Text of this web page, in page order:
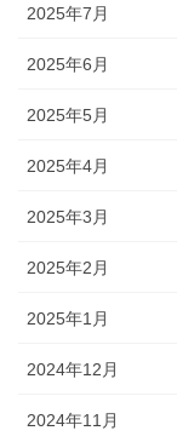
2025年7月
2025年6月
2025年5月
2025年4月
2025年3月
2025年2月
2025年1月
2024年12月
2024年11月